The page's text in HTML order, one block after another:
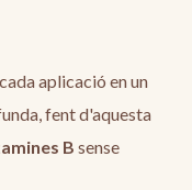
aplicació en un
fent d'aquesta
B sense